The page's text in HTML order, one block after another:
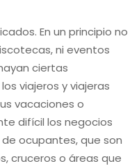
En un principio no
ni eventos
ciertas
viajeros y viajeras
vacaciones o
difícil los negocios
ocupantes, que son
cruceros o áreas que